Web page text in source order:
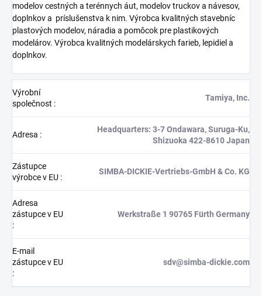
modelov cestných a terénnych áut, modelov truckov a návesov,
doplnkov a príslušenstva k nim. Výrobca kvalitných stavebníc
plastových modelov, náradia a pomôcok pre plastikových
modelárov. Výrobca kvalitných modelárskych farieb, lepidiel a
doplnkov.
Výrobní
společnost :
Tamiya, Inc.
Adresa :
Headquarters: 3-7 Ondawara, Suruga-Ku,
Shizuoka 422-8610 Japan
Zástupce
výrobce v EU :
SIMBA-DICKIE-Vertriebs-GmbH & Co. KG
Adresa
zástupce v EU
:
Werkstraße 1 90765 Fürth Germany
E-mail
zástupce v EU
:
sdv@simba-dickie.com